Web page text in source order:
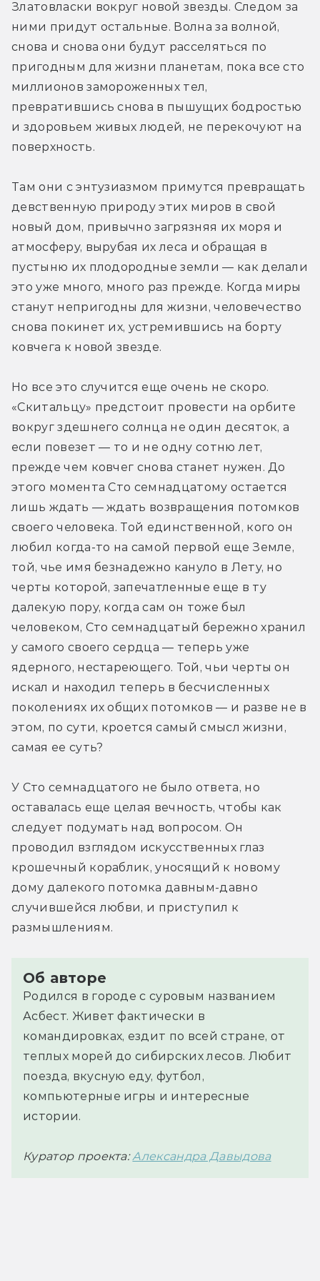
Златовласки вокруг новой звезды. Следом за
ними придут остальные. Волна за волной,
снова и снова они будут расселяться по
пригодным для жизни планетам, пока все сто
миллионов замороженных тел,
превратившись снова в пышущих бодростью
и здоровьем живых людей, не перекочуют на
поверхность.
Там они с энтузиазмом примутся превращать
девственную природу этих миров в свой
новый дом, привычно загрязняя их моря и
атмосферу, вырубая их леса и обращая в
пустыню их плодородные земли — как делали
это уже много, много раз прежде. Когда миры
станут непригодны для жизни, человечество
снова покинет их, устремившись на борту
ковчега к новой звезде.
Но все это случится еще очень не скоро.
«Скитальцу» предстоит провести на орбите
вокруг здешнего солнца не один десяток, а
если повезет — то и не одну сотню лет,
прежде чем ковчег снова станет нужен. До
этого момента Сто семнадцатому остается
лишь ждать — ждать возвращения потомков
своего человека. Той единственной, кого он
любил когда-то на самой первой еще Земле,
той, чье имя безнадежно кануло в Лету, но
черты которой, запечатленные еще в ту
далекую пору, когда сам он тоже был
человеком, Сто семнадцатый бережно хранил
у самого своего сердца — теперь уже
ядерного, нестареющего. Той, чьи черты он
искал и находил теперь в бесчисленных
поколениях их общих потомков — и разве не в
этом, по сути, кроется самый смысл жизни,
самая ее суть?
У Сто семнадцатого не было ответа, но
оставалась еще целая вечность, чтобы как
следует подумать над вопросом. Он
проводил взглядом искусственных глаз
крошечный кораблик, уносящий к новому
дому далекого потомка давным-давно
случившейся любви, и приступил к
размышлениям.
Об авторе
Родился в городе с суровым названием
Асбест. Живет фактически в
командировках, ездит по всей стране, от
теплых морей до сибирских лесов. Любит
поезда, вкусную еду, футбол,
компьютерные игры и интересные
истории.
Куратор проекта:Александра Давыдова